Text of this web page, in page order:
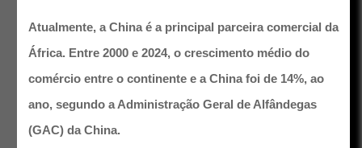
Atualmente, a China é a principal parceira comercial da
África. Entre 2000 e 2024, o crescimento médio do
comércio entre o continente e a China foi de 14%, ao
ano, segundo a Administração Geral de Alfândegas
(GAC) da China.